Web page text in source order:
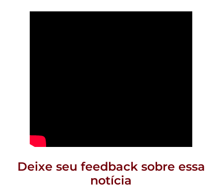
Foto: Lula Marques/Agência Brasil
Deixe seu feedback sobre essa
notícia